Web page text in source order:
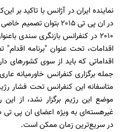
نماینده ایران در آژانس با تاکید بر
در ان پی تی 2015 بتوان
2010 در کنفرانس بازنگری سندی
اقدامات، تحت عنوان "برنامه
اقداماتی که باید از سوی کشورهای
جمله برگزاری کنفرانس خاورمیانه
متاسفانه این کنفرانس تحت فشار
موضع این رژیم برگزار نشد، از
غیرهسته‌ای به ویژه اعضای ان پی تی
در سریع‌ترین زمان ممکن است.